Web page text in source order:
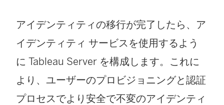
アイデンティティの移行が完了したら、ア
イデンティティ サービスを使用するよう
に Tableau Server を構成します。これに
より、ユーザーのプロビジョニングと認証
プロセスでより安全で不変のアイデンティ